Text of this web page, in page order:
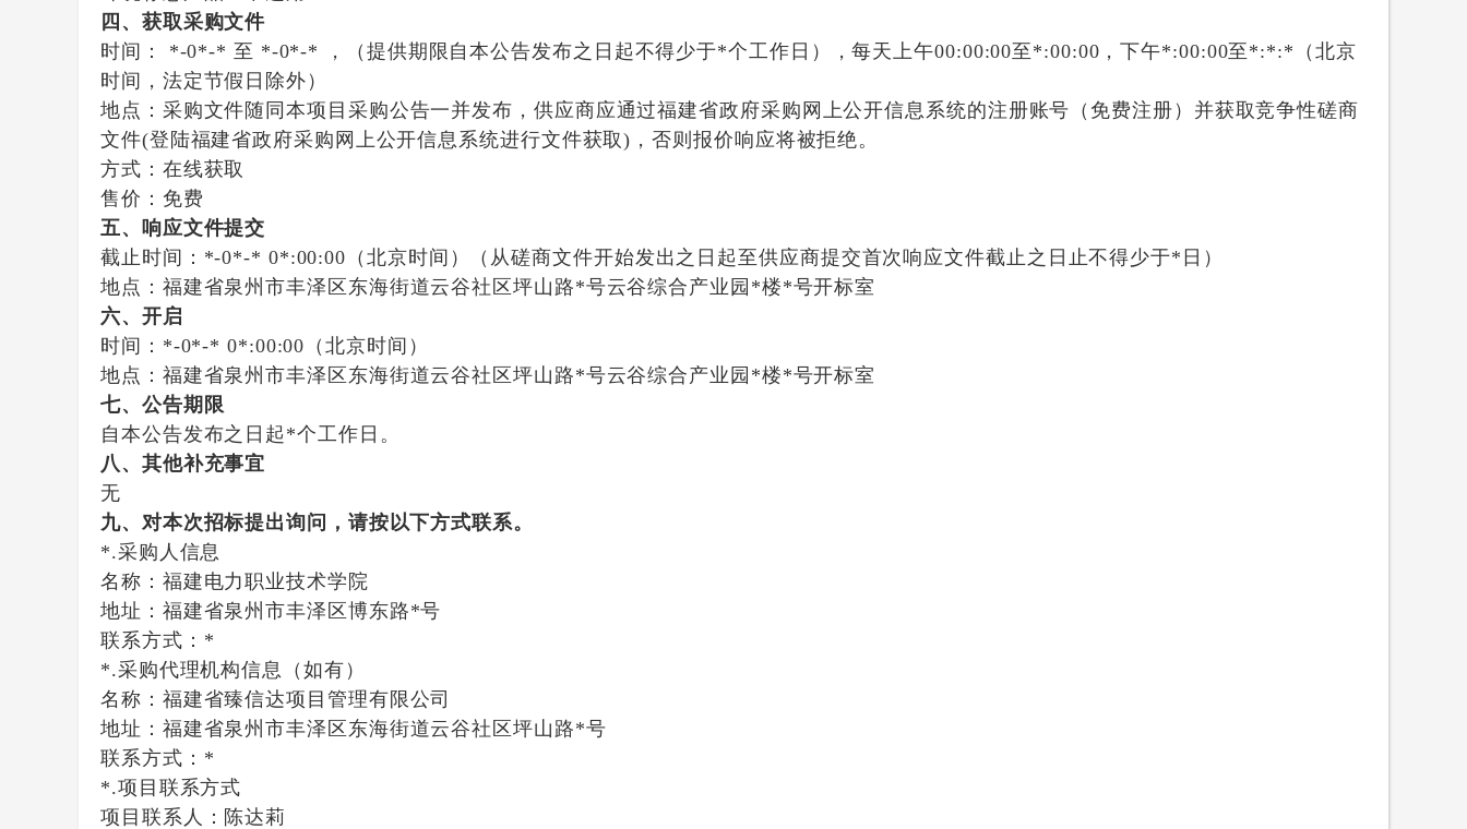
四、获取采购文件
时间：
*-0*-* 至 *-0*-* ，（提供期限自本公告发布之日起不得少于*个工作日），每天上午00:00:00至*:00:00 ，下午*:00:00至*:*:* （北京
时间，法定节假日除外）
地点： 采购文件随同本项目采购公告一并发布，供应商应通过福建省政府采购网上公开信息系统的注册账号（免费注册）并获取竞争性磋商
文件(登陆福建省政府采购网上公开信息系统进行文件获取)，否则报价响应将被拒绝。
方式： 在线获取
售价：免费
五、响应文件提交
截止时间： *-0*-* 0*:00:00 （北京时间）（从磋商文件开始发出之日起至供应商提交首次响应文件截止之日止不得少于*日）
地点： 福建省泉州市丰泽区东海街道云谷社区坪山路*号云谷综合产业园*楼*号开标室
六、开启
时间： *-0*-* 0*:00:00 （北京时间）
地点： 福建省泉州市丰泽区东海街道云谷社区坪山路*号云谷综合产业园*楼*号开标室
七、公告期限
自本公告发布之日起 *个工作日。
八、其他补充事宜
无
九、对本次招标提出询问，请按以下方式联系。
*.采购人信息
名称： 福建电力职业技术学院
地址： 福建省泉州市丰泽区博东路*号
联系方式： *
*.采购代理机构信息（如有）
名称： 福建省臻信达项目管理有限公司
地址： 福建省泉州市丰泽区东海街道云谷社区坪山路*号
联系方式： *
*.项目联系方式
项目联系人： 陈达莉